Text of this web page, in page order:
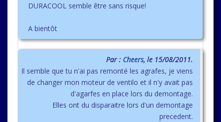
DURACOOL semble être sans risque!
A bientôt
Par : Cheers, le 15/08/2011.
Il semble que tu n'ai pas remonté les agrafes, je viens
de changer mon moteur de ventilo et il n'y avait pas
d'agarfes en place lors du demontage.
Elles ont du disparaitre lors d'un demontage
precedent.